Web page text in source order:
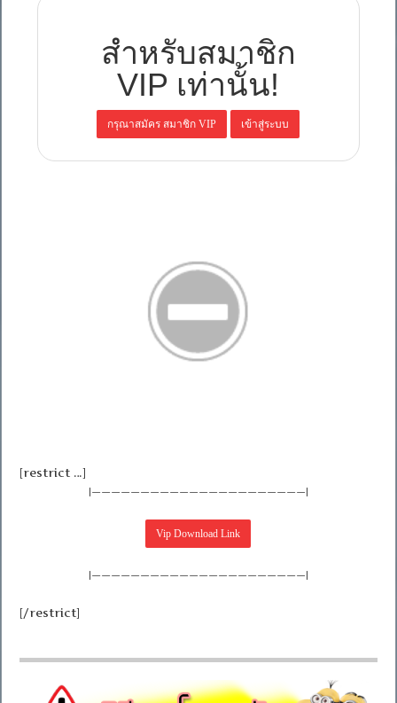
สำหรับสมาชิก
VIP เท่านั้น!
[restrict …]
|——————————————————————|
|——————————————————————|
[/restrict]